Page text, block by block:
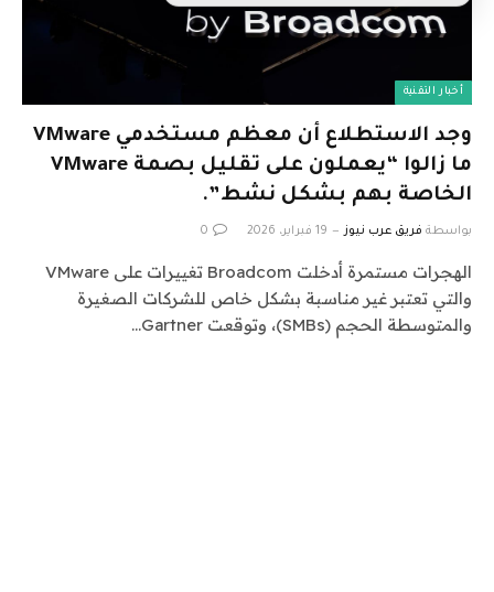
أخبار التقنية
وجد الاستطلاع أن معظم مستخدمي VMware
ما زالوا “يعملون على تقليل بصمة VMware
الخاصة بهم بشكل نشط”.
بواسطة فريق عرب نيوز 19 فبراير، 2026 0
الهجرات مستمرة أدخلت Broadcom تغييرات على VMware
والتي تعتبر غير مناسبة بشكل خاص للشركات الصغيرة
والمتوسطة الحجم (SMBs)، وتوقعت Gartner…